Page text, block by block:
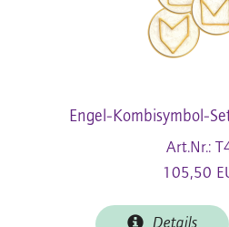
Engel-Kombisymbol-
Art.Nr.:
105,50